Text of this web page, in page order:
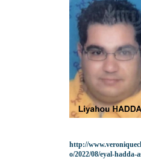
http://
o/2022/08/eyal-hadda-